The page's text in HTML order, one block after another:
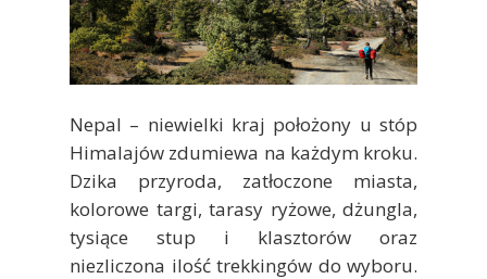
Nepal – niewielki kraj położony u stóp
Himalajów zdumiewa na każdym kroku.
Dzika przyroda, zatłoczone miasta,
kolorowe targi, tarasy ryżowe, dżungla,
tysiące stup i klasztorów oraz
niezliczona ilość trekkingów do wyboru.